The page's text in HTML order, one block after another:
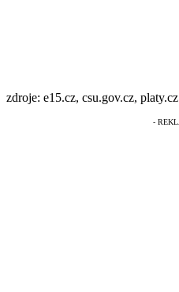
zdroje: e15.cz, csu.gov.cz, platy.cz